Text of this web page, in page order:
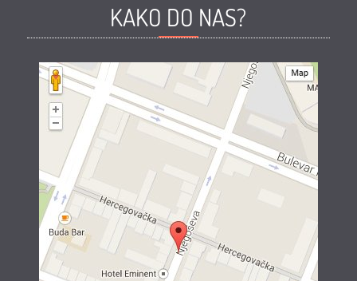
KAKO DO NAS?